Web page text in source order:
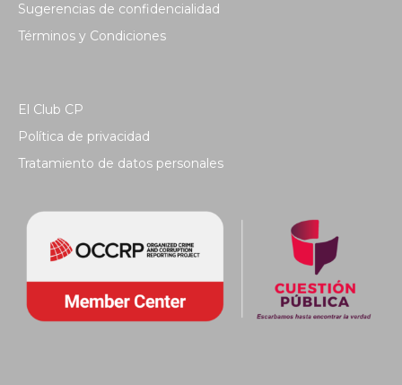
Sugerencias de confidencialidad
Términos y Condiciones
El Club CP
Política de privacidad
Tratamiento de datos personales